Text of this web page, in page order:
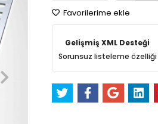
Favorilerime ekle
Gelişmiş XML Desteği
Sorunsuz listeleme özelliği